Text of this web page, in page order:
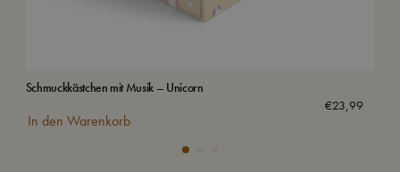
Schmuckkästchen mit Musik – Unicorn
€23,99
In den Warenkorb